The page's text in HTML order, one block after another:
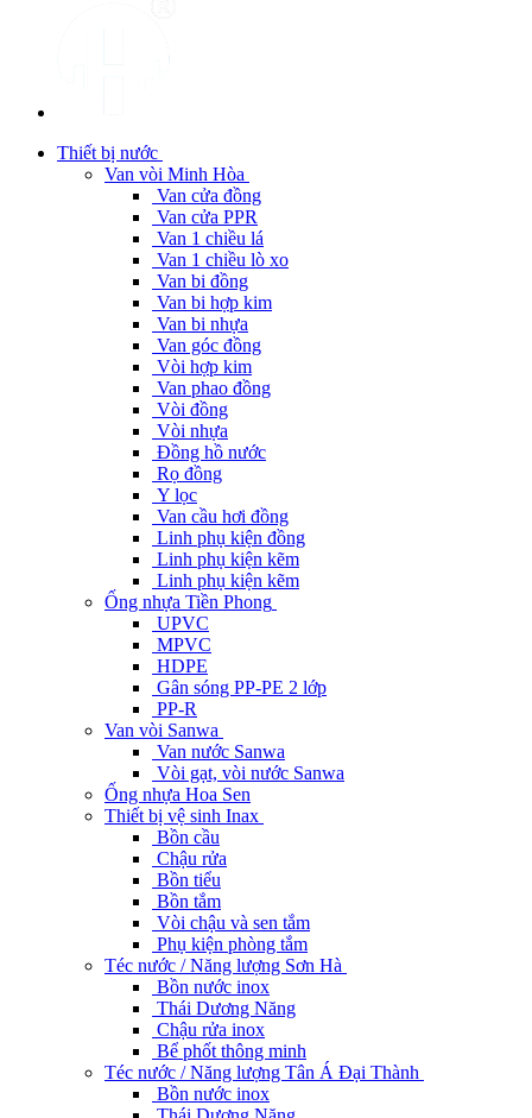
Thiết bị nước
Van vòi Minh Hòa
Van cửa đồng
Van cửa PPR
Van 1 chiều lá
Van 1 chiều lò xo
Van bi đồng
Van bi hợp kim
Van bi nhựa
Van góc đồng
Vòi hợp kim
Van phao đồng
Vòi đồng
Vòi nhựa
Đồng hồ nước
Rọ đồng
Y lọc
Van cầu hơi đồng
Linh phụ kiện đồng
Linh phụ kiện kẽm
Linh phụ kiện kẽm
Ống nhựa Tiền Phong
UPVC
MPVC
HDPE
Gân sóng PP-PE 2 lớp
PP-R
Van vòi Sanwa
Van nước Sanwa
Vòi gạt, vòi nước Sanwa
Ống nhựa Hoa Sen
Thiết bị vệ sinh Inax
Bồn cầu
Chậu rửa
Bồn tiểu
Bồn tắm
Vòi chậu và sen tắm
Phụ kiện phòng tắm
Téc nước / Năng lượng Sơn Hà
Bồn nước inox
Thái Dương Năng
Chậu rửa inox
Bể phốt thông minh
Téc nước / Năng lượng Tân Á Đại Thành
Bồn nước inox